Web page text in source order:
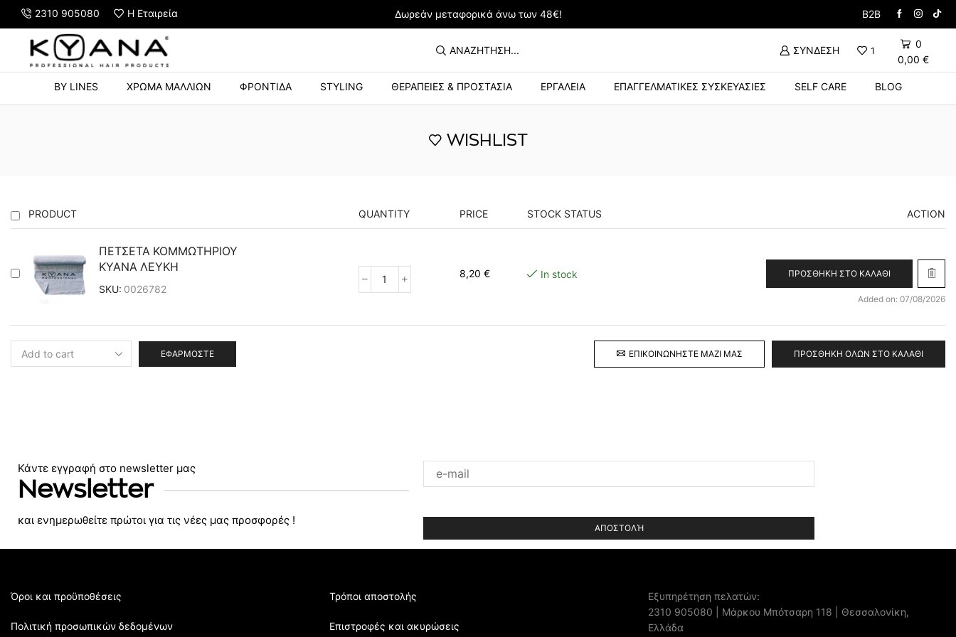
2310 905080 Η Εταιρεία
STRONG HOLD 500ml με αγορές άνω των 60€ Δωρεάν μεταφορικά άνω των 48€! Δώρο Βούρτσα με την
B2B
ΑΝΑΖΉΤΗΣΗ... ΣΎΝΔΕΣΗ 1
0
0,00 €
BY LINES ΧΡΩΜΑ ΜΑΛΛΙΩΝ ΦΡΟΝΤΙΔΑ STYLING ΘΕΡΑΠΕΙΕΣ & ΠΡΟΣΤΑΣΙΑ ΕΡΓΑΛΕΙΑ ΕΠΑΓΓΕΛΜΑΤΙΚΈΣ ΣΥΣΚΕΥΑΣΊΕΣ SELF CARE BLOG
WISHLIST
PRODUCT QUANTITY PRICE STOCK STATUS ACTION
ΠΕΤΣΕΤΑ ΚΟΜΜΩΤΗΡΙΟΥ
KYANA ΛΕΥΚΗ
SKU: 0026782
8,20 € In stock ΠΡΟΣΘΉΚΗ ΣΤΟ ΚΑΛΆΘΙ
Added on: 07/08/2026
ΕΦΑΡΜΌΣΤΕ ΕΠΙΚΟΙΝΩΝΉΣΤΕ ΜΑΖΊ ΜΑΣ ΠΡΟΣΘΉΚΗ ΌΛΩΝ ΣΤΟ ΚΑΛΆΘΙ
Κάντε εγγραφή στο newsletter μας
Newsletter
και ενημερωθείτε πρώτοι για τις νέες μας προσφορές !
this
field
Όροι και προϋποθέσεις
Πολιτική προσωπικών δεδομένων
Τρόποι αποστολής
Επιστροφές και ακυρώσεις
Εξυπηρέτηση πελατών:
2310 905080 | Μάρκου Μπότσαρη 118 | Θεσσαλονίκη,
Ελλάδα